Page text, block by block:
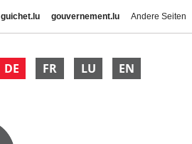
guichet.lu gouvernement.lu Andere Seiten
DE FR LU EN